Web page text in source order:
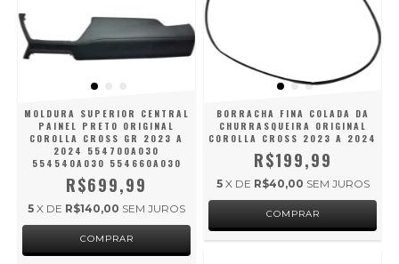
MOLDURA SUPERIOR CENTRAL
PAINEL PRETO ORIGINAL
COROLLA CROSS GR 2023 A
2024 554700A030
554540A030 554660A030
R$699,99
5 X DE R$140,00 SEM JUROS
BORRACHA FINA COLADA DA
CHURRASQUEIRA ORIGINAL
COROLLA CROSS 2023 A 2024
R$199,99
5 X DE R$40,00 SEM JUROS